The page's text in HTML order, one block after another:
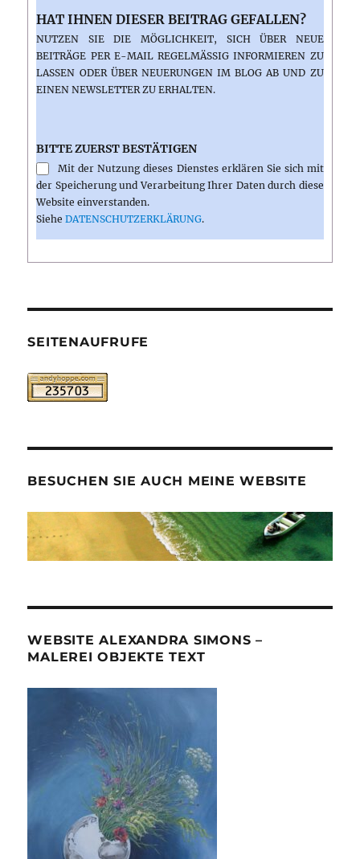
HAT IHNEN DIESER BEITRAG GEFALLEN?
NUTZEN SIE DIE MÖGLICHKEIT, SICH ÜBER NEUE
BEITRÄGE PER E-MAIL REGELMÄSSIG INFORMIEREN ZU L
ASSEN ODER ÜBER NEUERUNGEN IM BLOG AB UND ZU E
INEN NEWSLETTER ZU ERHALTEN.
BITTE ZUERST BESTÄTIGEN
Mit der Nutzung dieses Dienstes erklären Sie sich mit
der Speicherung und Verarbeitung Ihrer Daten durch diese
Website einverstanden.
SieheDATENSCHUTZERKLÄRUNG.
SEITENAUFRUFE
BESUCHEN SIE AUCH MEINE WEBSITE
WEBSITE ALEXANDRA SIMONS –
MALEREI OBJEKTE TEXT